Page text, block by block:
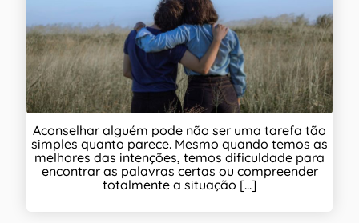
Aconselhar alguém pode não ser uma tarefa tão
simples quanto parece. Mesmo quando temos as
melhores das intenções, temos dificuldade para
encontrar as palavras certas ou compreender
totalmente a situação [...]